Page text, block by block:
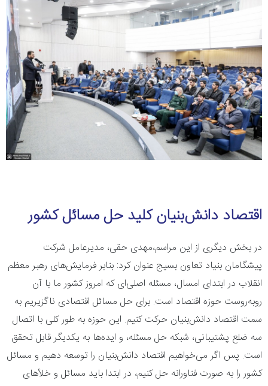
اقتصاد دانش‌بنیان کلید حل مسائل کشور
در بخش دیگری از این مراسم،مهدی حقی، مدیرعامل شرکت
پیشگامان بنیاد تعاون بسیج عنوان کرد: بنابر فرمایش‌های رهبر معظم
انقلاب در ابتدای امسال، مسئله اصلی‌ای که امروز کشور ما با آن
روبه‌روست حوزه اقتصاد است. برای حل مسائل اقتصادی ناگزیریم به
سمت اقتصاد دانش‌بنیان حرکت کنیم. این حوزه به طور کلی با اتصال
سه ضلع پشتیبانی، شبکه حل مسئله، و ایده‌ها به یکدیگر قابل تحقق
است. پس اگر می‌خواهیم اقتصاد دانش‌بنیان را توسعه دهیم و مسائل
کشور را به صورت فناورانه حل کنیم، در ابتدا باید مسائل و خلأ‌های